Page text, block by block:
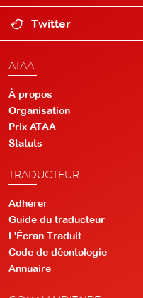
Twitter
ATAA
À propos
Organisation
Prix ATAA
Statuts
TRADUCTEUR
Adhérer
Guide du traducteur
L'Écran Traduit
Code de déontologie
Annuaire